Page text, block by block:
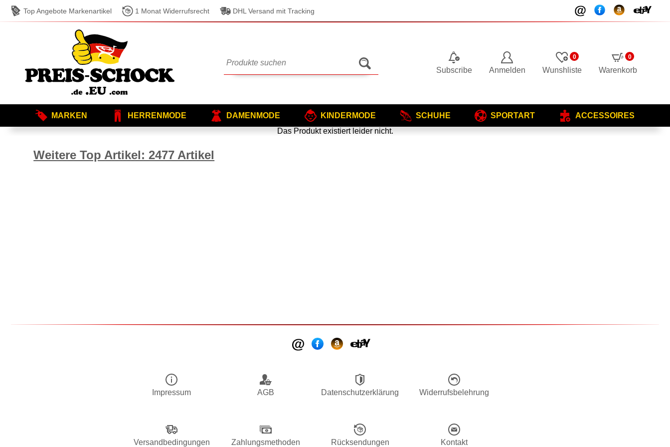
Top Angebote Markenartikel 1 Monat Widerrufsrecht DHL Versand mit Tracking
Subscribe Anmelden Wunshliste
0
Warenkorb
0
MARKEN HERRENMODE DAMENMODE KINDERMODE SCHUHE SPORTART
ACCESSOIRES
Das Produkt existiert leider nicht.
Weitere Top Artikel: 2477 Artikel
Impressum AGB Datenschutzerklärung Widerrufsbelehrung
Versandbedingungen Zahlungsmethoden Rücksendungen Kontakt